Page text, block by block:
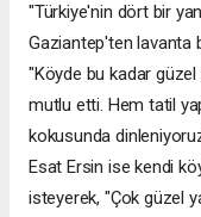
"Türkiye'nin dört bir
Gaziantep'ten lavanta
"Köyde bu kadar
mutlu etti. Hem tatil
kokusunda
Esat Ersin ise kendi
isteyerek, "Çok güzel